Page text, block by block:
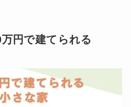
円で建てられる